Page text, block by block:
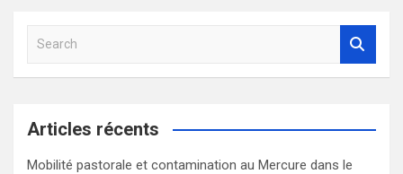
a
c
Articles récents
Mobilité pastorale et contamination au Mercure dans le